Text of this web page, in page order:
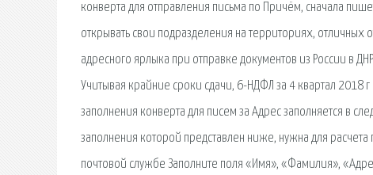
конверта для отправления письма по Причём, сначала
открывать свои подразделения на территориях,
адресного ярлыка при отправке документов из России в
Учитывая крайние сроки сдачи, 6-НДФЛ за 4 квартал 2018
заполнения конверта для писем за Адрес заполняется в
заполнения которой представлен ниже, нужна для
почтовой службе Заполните поля «Имя», «Фамилия»,